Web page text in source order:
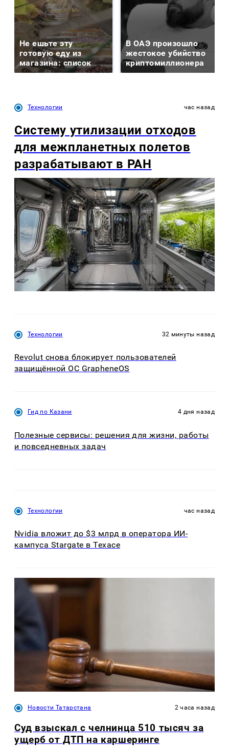
Не ешьте эту
готовую еду из
магазина: список
В ОАЭ произошло
жестокое убийство
криптомиллионера
Технологии час назад
Систему утилизации отходов
для межпланетных полетов
разрабатывают в РАН
Технологии 32 минуты назад
Revolut снова блокирует пользователей
защищённой ОС GrapheneOS
Гид по Казани 4 дня назад
Полезные сервисы: решения для жизни, работы
и повседневных задач
Технологии час назад
Nvidia вложит до $3 млрд в оператора ИИ-
кампуса Stargate в Техасе
Новости Татарстана 2 часа назад
Суд взыскал с челнинца 510 тысяч за
ущерб от ДТП на каршеринге